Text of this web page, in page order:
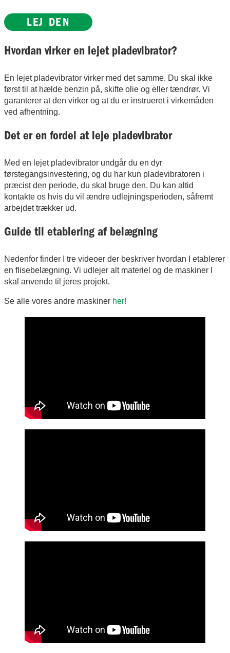
LEJ DEN
Hvordan virker en lejet pladevibrator?
En lejet pladevibrator virker med det samme. Du skal ikke
først til at hælde benzin på, skifte olie og eller tændrør. Vi
garanterer at den virker og at du er instrueret i virkemåden
ved afhentning.
Det er en fordel at leje pladevibrator
Med en lejet pladevibrator undgår du en dyr
førstegangsinvestering, og du har kun pladevibratoren i
præcist den periode, du skal bruge den. Du kan altid
kontakte os hvis du vil ændre udlejningsperioden, såfremt
arbejdet trækker ud.
Guide til etablering af belægning
Nedenfor finder I tre videoer der beskriver hvordan I etablerer
en flisebelægning. Vi udlejer alt materiel og de maskiner I
skal anvende til jeres projekt.
Se alle vores andre maskiner her!